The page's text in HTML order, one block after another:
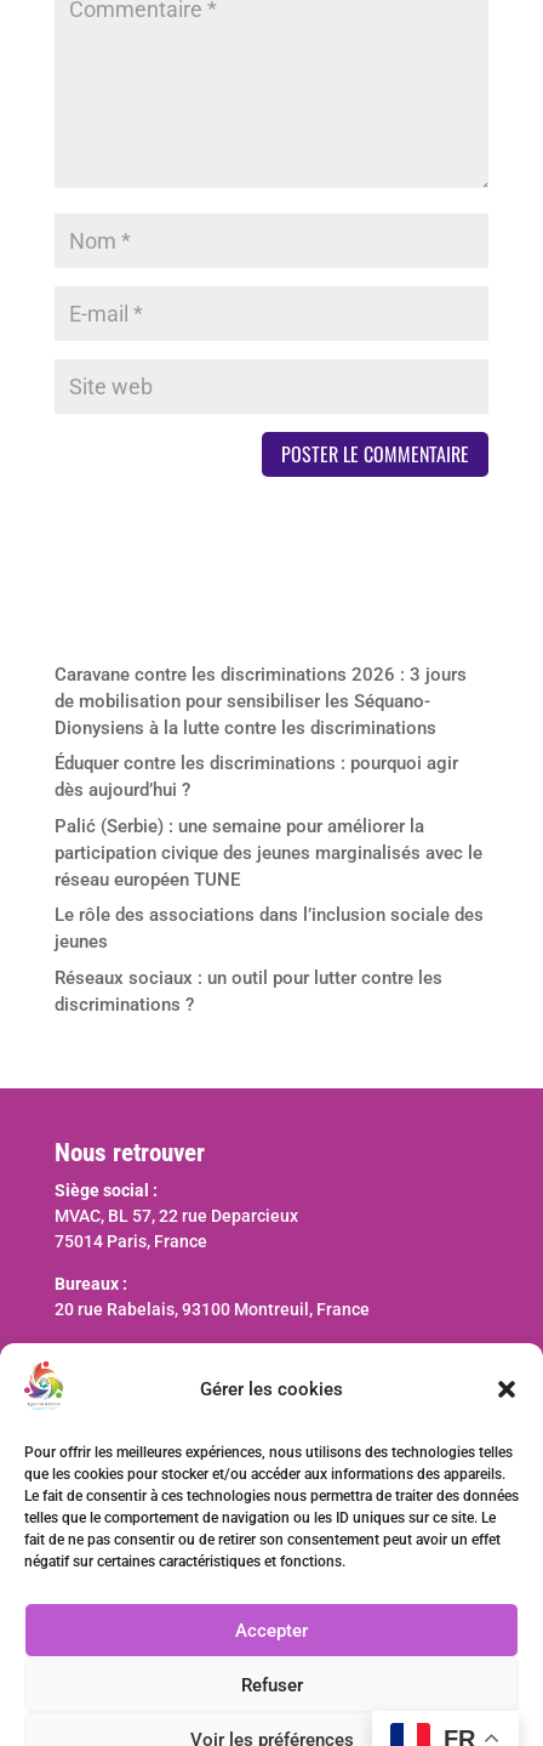
Gérer les cookies
Pour offrir les meilleures expériences, nous utilisons des technologies telles
que les cookies pour stocker et/ou accéder aux informations des appareils.
Le fait de consentir à ces technologies nous permettra de traiter des données
telles que le comportement de navigation ou les ID uniques sur ce site. Le
fait de ne pas consentir ou de retirer son consentement peut avoir un effet
négatif sur certaines caractéristiques et fonctions.
Accepter
Refuser
Voir les préférences
Caravane contre les discriminations 2026 : 3 jours
de mobilisation pour sensibiliser les Séquano-
Dionysiens à la lutte contre les discriminations
Éduquer contre les discriminations : pourquoi agir
dès aujourd’hui ?
Palić (Serbie) : une semaine pour améliorer la
participation civique des jeunes marginalisés avec le
réseau européen TUNE
Le rôle des associations dans l’inclusion sociale des
jeunes
Réseaux sociaux : un outil pour lutter contre les
discriminations ?
Nous retrouver
Siège social :
MVAC, BL 57, 22 rue Deparcieux
75014 Paris, France
Bureaux :
20 rue Rabelais, 93100 Montreuil, France
Nous contacter
Faire un don
FR